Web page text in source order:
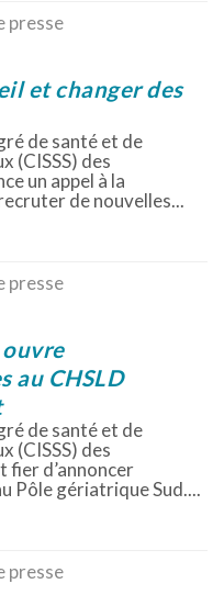
presse
et changer des
de santé et de
(CISSS) des
un appel à la
de nouvelles...
presse
au CHSLD
de santé et de
(CISSS) des
fier d’annoncer
Pôle gériatrique Sud....
presse